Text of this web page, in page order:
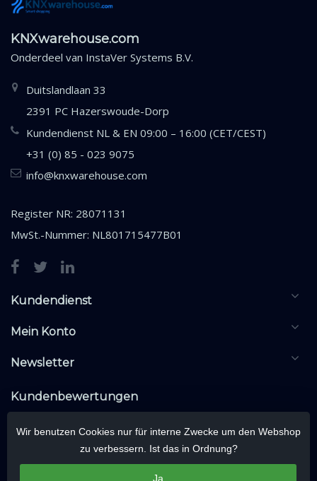
KNXwarehouse.com
Onderdeel van InstaVer Systems B.V.
Duitslandlaan 33
2391 PC Hazerswoude-Dorp
Kundendienst NL & EN 09:00 – 16:00 (CET/CEST)
+31 (0) 85 - 023 9075
info@knxwarehouse.com
Register NR: 28071131
MwSt.-Nummer: NL801715477B01
Kundendienst
Mein Konto
Newsletter
Kundenbewertungen
Wir benutzen Cookies nur für interne Zwecke um den Webshop
zu verbessern. Ist das in Ordnung?
Ja